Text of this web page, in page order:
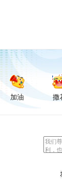
加油 撒